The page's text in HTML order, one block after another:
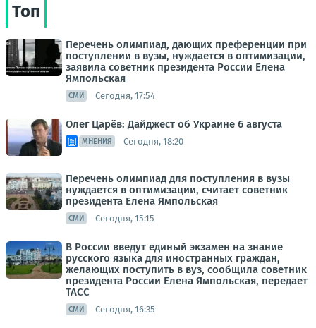
Топ
Перечень олимпиад, дающих преференции при
поступлении в вузы, нуждается в оптимизации,
заявила советник президента России Елена
Ямпольская
СМИ Сегодня, 17:54
Олег Царёв: Дайджест об Украине 6 августа
МНЕНИЯ Сегодня, 18:20
Перечень олимпиад для поступления в вузы
нуждается в оптимизации, считает советник
президента Елена Ямпольская
СМИ Сегодня, 15:15
В России введут единый экзамен на знание
русского языка для иностранных граждан,
желающих поступить в вуз, сообщила советник
президента России Елена Ямпольская, передает
ТАСС
СМИ Сегодня, 16:35